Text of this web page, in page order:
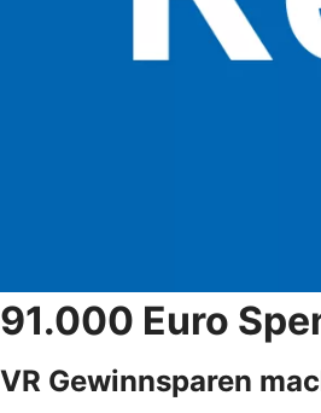
91.000 Euro
VR Gewinnsparen